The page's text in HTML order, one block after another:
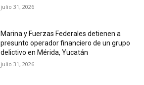
julio 31, 2026
Marina y Fuerzas Federales detienen a
presunto operador financiero de un grupo
delictivo en Mérida, Yucatán
julio 31, 2026